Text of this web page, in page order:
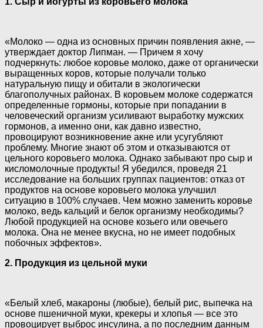
«Молоко — одна из основных причин появления акне, —
утверждает доктор Липман. — Причем я хочу
подчеркнуть: любое коровье молоко, даже от органически
выращенных коров, которые получали только
натуральную пищу и обитали в экологически
благополучных районах. В коровьем молоке содержатся
определенные гормоны, которые при попадании в
человеческий организм усиливают выработку мужских
гормонов, а именно они, как давно известно,
провоцируют возникновение акне или усугубляют
проблему. Многие знают об этом и отказываются от
цельного коровьего молока. Однако забывают про сыр и
кисломолочные продукты! Я убедился, проведя 21
исследование на больших группах пациентов: отказ от
продуктов на основе коровьего молока улучшил
ситуацию в 100% случаев. Чем можно заменить коровье
молоко, ведь кальций и белок организму необходимы?
Любой продукцией на основе козьего или овечьего
молока. Она не менее вкусна, но не имеет подобных
побочных эффектов».
2. Продукция из цельной муки
«Белый хлеб, макароны (любые), белый рис, выпечка на
основе пшеничной муки, крекеры и хлопья — все это
провоцирует выброс инсулина, а по последним данным